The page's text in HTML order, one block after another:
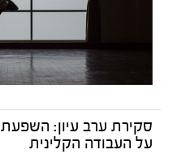
סקירת ערב עיון:
על העבודה הקלינית